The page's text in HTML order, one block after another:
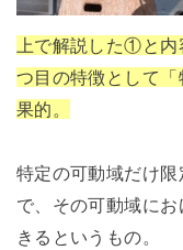
上で解説した①と
つ目の特徴として
果的。
特定の可動域だけ
で、その可動域に
きるというもの。